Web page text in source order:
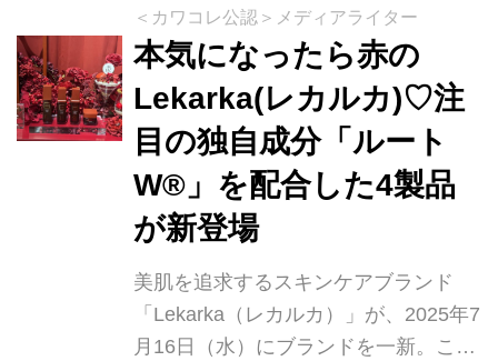
＜カワコレ公認＞メディアライター
本気になったら赤の
Lekarka(レカルカ)♡注
目の独自成分「ルート
W®」を配合した4製品
が新登場
美肌を追求するスキンケアブランド
「Lekarka（レカルカ）」が、2025年7
月16日（水）にブランドを一新。これ